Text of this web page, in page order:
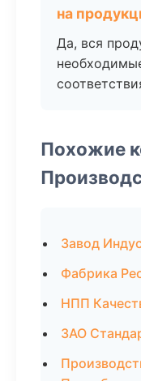
на
Да, вся
Похожие
Завод
Фабрика
НПП
ЗАО